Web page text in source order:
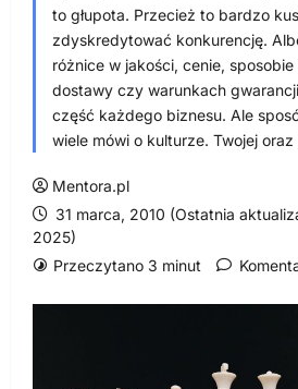
to głupota. Przecież to bardzo
zdyskredytować konkurencję.
różnice w jakości, cenie, sposobie
dostawy czy warunkach
część każdego biznesu. Ale
wiele mówi o kulturze. Twojej oraz
Mentora.pl
31 marca, 2010 (Ostatnia
2025)
Przeczytano 3 minut